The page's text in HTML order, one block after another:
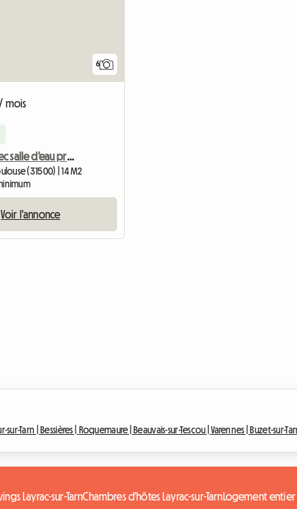
6
mois
Chambre avec salle d'eau privative dans maison en Toulouse
(31500) | 14 M2
Voir l'annonce
sur-Tarn | Bessières | Roquemaure | Beauvais-sur-Tescou |Varennes | Buzet-sur-
Layrac-sur-TarnChambres d'hôtes Layrac-sur-TarnLogement entier